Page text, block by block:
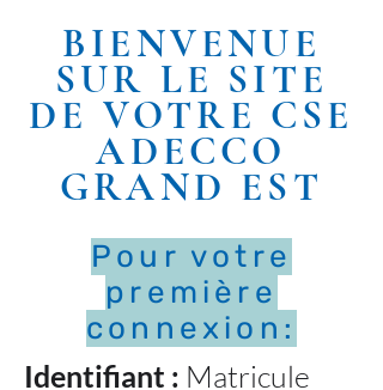
BIENVENUE
SUR LE SITE
DE VOTRE CSE
ADECCO
GRAND EST
Pour votre
première
connexion:
Identifiant : Matricule